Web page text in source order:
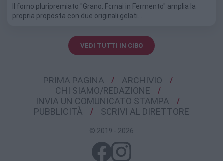
Il forno pluripremiato "Grano. Fornai in Fermento" amplia la
propria proposta con due originali gelati…
VEDI TUTTI IN CIBO
PRIMA PAGINA
ARCHIVIO
CHI SIAMO/REDAZIONE
INVIA UN COMUNICATO STAMPA
PUBBLICITÀ
SCRIVI AL DIRETTORE
© 2019 - 2026